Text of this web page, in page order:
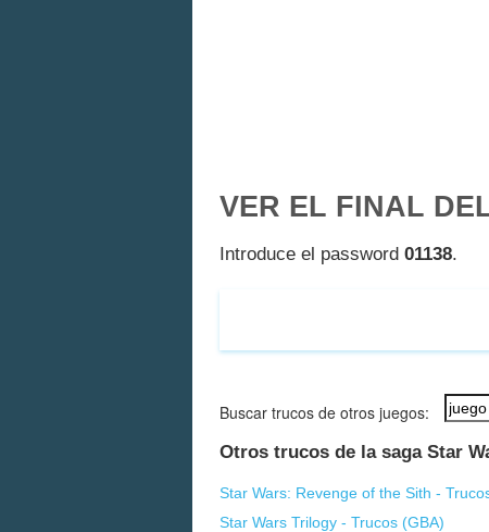
VER EL FINAL
Introduce el password 01138.
Buscar trucos de otros juegos:
Otros trucos de la saga Star
Star Wars: Revenge of the Sith -
Star Wars Trilogy - Trucos (GBA)